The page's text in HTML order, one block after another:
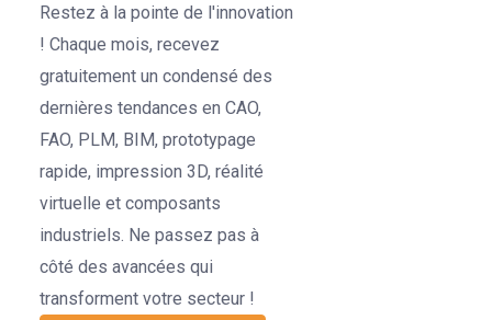
Restez à la pointe de l'innovation
! Chaque mois, recevez
gratuitement un condensé des
dernières tendances en CAO,
FAO, PLM, BIM, prototypage
rapide, impression 3D, réalité
virtuelle et composants
industriels. Ne passez pas à
côté des avancées qui
transforment votre secteur !